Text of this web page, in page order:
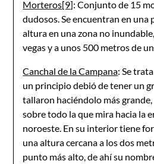
Morteros[9]: Conjunto de 15
dudosos. Se encuentran en una
altura en una zona no
vegas y a unos 500 metros de
Canchal de la Campana: Se
un principio debió de tener un
tallaron haciéndolo más grande,
sobre todo la que mira hacia la
noroeste. En su interior tiene
una altura cercana a los dos
punto más alto, de ahí su